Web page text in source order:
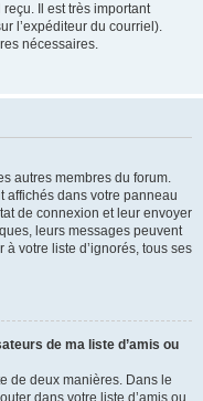
Il est très important
l’expéditeur du courriel).
nécessaires.
autres membres du forum.
affichés dans votre panneau
de connexion et leur envoyer
leurs messages peuvent
votre liste d’ignorés, tous ses
de ma liste d’amis ou
de deux manières. Dans le
dans votre liste d’amis ou